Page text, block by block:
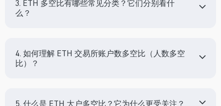
3. ETH 多空比有哪些常见分类？它们分别看什
么？
4. 如何理解 ETH 交易所账户数多空比（人数多空
比）？
5. 什么是 ETH 大户多空比？它为什么更受关注？